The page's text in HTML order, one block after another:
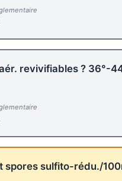
revivifiables ? 36°-
spores sulfito-rédu./